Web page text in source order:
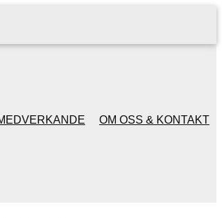
OM OSS & KONTAKT